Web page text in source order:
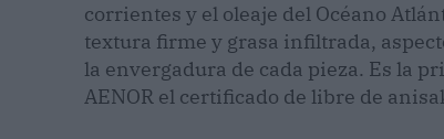
corrientes y el oleaje del Océano
textura firme y grasa infiltrada,
la envergadura de cada pieza. Es la
AENOR el certificado de libre de